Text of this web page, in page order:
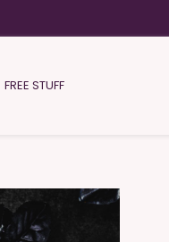
FREE STUFF